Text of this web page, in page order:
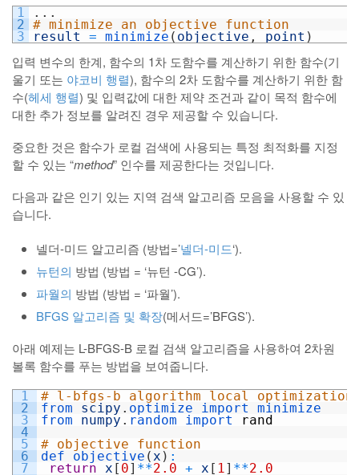
1
2
3
. . .
# minimize an objective function
result = minimize ( objective , point )
입력 변수의 한계, 함수의 1차 도함수를 계산하기 위한 함수(기
울기 또는 야코비 행렬), 함수의 2차 도함수를 계산하기 위한 함
수(헤세 행렬) 및 입력값에 대한 제약 조건과 같이 목적 함수에
대한 추가 정보를 알려진 경우 제공할 수 있습니다.
중요한 것은 함수가 로컬 검색에 사용되는 특정 최적화를 지정
할 수 있는 “method” 인수를 제공한다는 것입니다.
다음과 같은 인기 있는 지역 검색 알고리즘 모음을 사용할 수 있
습니다.
넬더-미드 알고리즘 (방법=’넬더-미드‘).
뉴턴의 방법 (방법 = ‘뉴턴 -CG’).
파월의 방법 (방법 = ‘파월’).
BFGS 알고리즘 및 확장(메서드=’BFGS’).
아래 예제는 L-BFGS-B 로컬 검색 알고리즘을 사용하여 2차원
볼록 함수를 푸는 방법을 보여줍니다.
1
2
3
4
5
6
7
# l-bfgs-b algorithm local optimization
from scipy . optimize import minimize
from numpy . random import
rand
# objective function
def objective (x ) :
return x [ 0] **2.0 + x [ 1] **2.0